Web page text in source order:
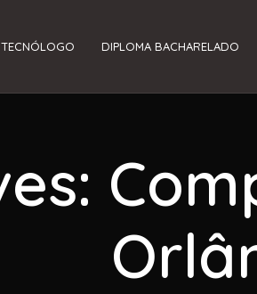
DIPLOMA BACHARELADO